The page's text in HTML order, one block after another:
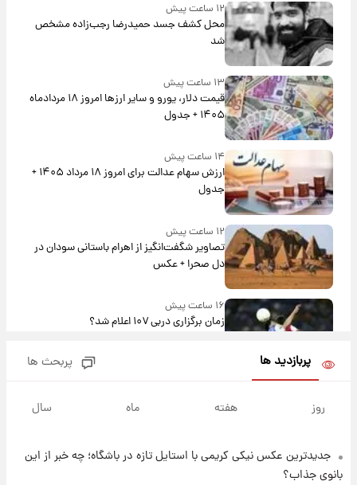
۱۲ ساعت پیش
محل کشف جسد حمیدرضا رجب‌زاده مشخص
شد
۱۳ ساعت پیش
قیمت دلار، یورو و سایر ارزها امروز ۱۸ مردادماه
۱۴۰۵ + جدول
۱۴ ساعت پیش
ارزش سهام عدالت برای امروز ۱۸ مرداد ۱۴۰۵ +
جدول
۱۲ ساعت پیش
تصاویر شگفت‌انگیز از اهرام باستانی سودان در
دل صحرا + عکس
۱۶ ساعت پیش
زمان برگزاری دربی ۱۰۷ اعلام شد؟
جزئیات
۱۷ ساعت پیش
پربازدید ها پربحث ها
روز هفته ماه سال
جدیدترین عکس نیکی کریمی با استایل تازه در باشگاه؛ چه خبر از این
بانوی جذاب؟